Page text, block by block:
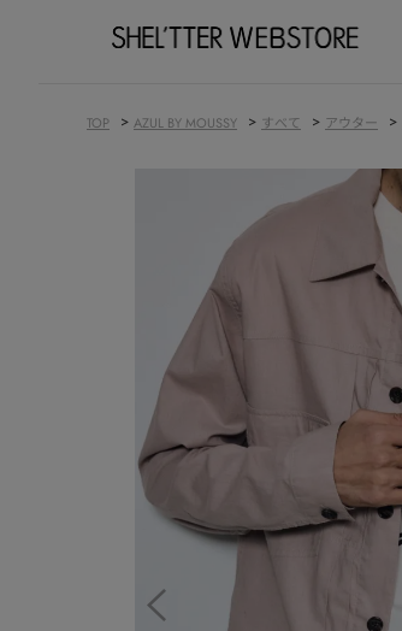
TOP > AZUL BY MOUSSY > すべて > アウター >